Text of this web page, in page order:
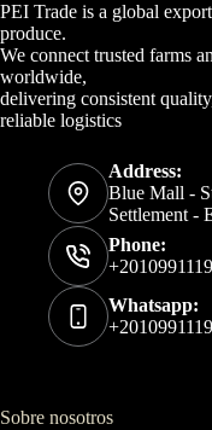
PEI Trade is a global
produce.
We connect trusted farms
worldwide,
delivering consistent
reliable logistics
Address:
Blue Mall -
Settlement -
Phone:
Whatsapp:
Sobre nosotros